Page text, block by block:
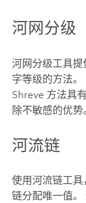
河网分级
河网分级工具提
字等级的方法
Shreve 方法具
除不敏感的优势
河流链
使用 河流链工具
链分配唯一值。